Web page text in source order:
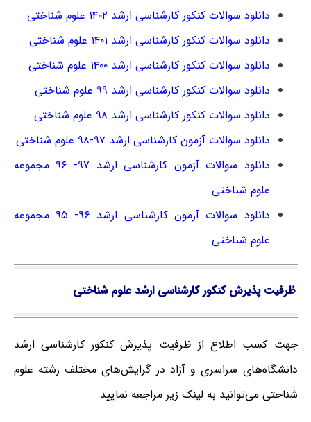
دانلود سوالات کنکور کارشناسی ارشد ۱۴۰۲ علوم شناختی
دانلود سوالات کنکور کارشناسی ارشد ۱۴۰۱ علوم شناختی
دانلود سوالات کنکور کارشناسی ارشد ۱۴۰۰ علوم شناختی
دانلود سوالات کنکور کارشناسی ارشد ۹۹ علوم شناختی
دانلود سوالات کنکور کارشناسی ارشد ۹۸ علوم شناختی
دانلود سوالات آزمون کارشناسی ارشد ۹۷-۹۸ علوم شناختی
دانلود سوالات آزمون کارشناسی ارشد ۹۷- ۹۶ مجموعه
علوم شناختی
دانلود سوالات آزمون کارشناسی ارشد ۹۶- ۹۵ مجموعه
علوم شناختی
ظرفیت پذیرش کنکور کارشناسی ارشد علوم شناختی
جهت کسب اطلاع از ظرفیت پذیرش کنکور کارشناسی ارشد
دانشگاه‌های سراسری و آزاد در گرایش‌های مختلف رشته علوم
شناختی می‌توانید به لینک زیر مراجعه نمایید: